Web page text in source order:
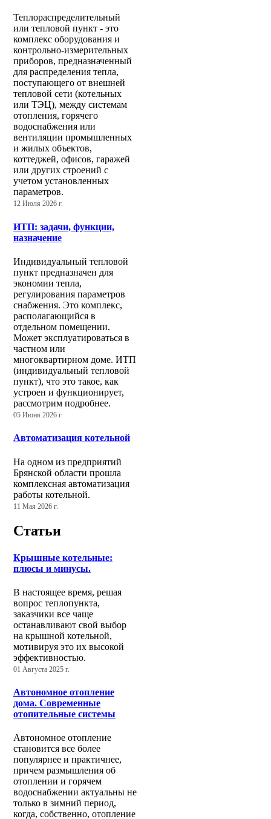
Теплораспределительный
или тепловой пункт - это
комплекс оборудования и
контрольно-измерительных
приборов, предназначенный
для распределения тепла,
поступающего от внешней
тепловой сети (котельных
или ТЭЦ), между системам
отопления, горячего
водоснабжения или
вентиляции промышленных
и жилых объектов,
коттеджей, офисов, гаражей
или других строений с
учетом установленных
параметров.
12 Июля 2026 г.
ИТП: задачи, функции,
назначение
Индивидуальный тепловой
пункт предназначен для
экономии тепла,
регулирования параметров
снабжения. Это комплекс,
располагающийся в
отдельном помещении.
Может эксплуатироваться в
частном или
многоквартирном доме. ИТП
(индивидуальный тепловой
пункт), что это такое, как
устроен и функционирует,
рассмотрим подробнее.
05 Июня 2026 г.
Автоматизация котельной
На одном из предприятий
Брянской области прошла
комплексная автоматизация
работы котельной.
11 Мая 2026 г.
Статьи
Крышные котельные:
плюсы и минусы.
В настоящее время, решая
вопрос теплопункта,
заказчики все чаще
останавливают свой выбор
на крышной котельной,
мотивируя это их высокой
эффективностью.
01 Августа 2025 г.
Автономное отопление
дома. Современные
отопительные системы
Автономное отопление
становится все более
популярнее и практичнее,
причем размышления об
отоплении и горячем
водоснабжении актуальны не
только в зимний период,
когда, собственно, отопление